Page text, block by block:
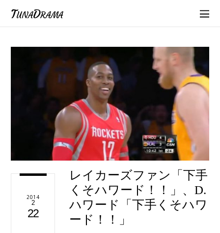
TunaDrama
2014
2
22
レイカーズファン「下手
くそハワード！！」、D.
ハワード「下手くそハワ
ード！！」